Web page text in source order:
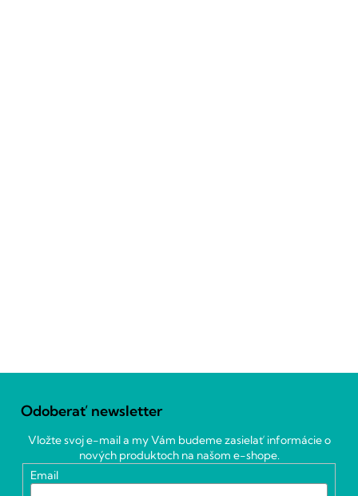
Odoberať newsletter
Vložte svoj e-mail a my Vám budeme zasielať informácie o
nových produktoch na našom e-shope.
Email